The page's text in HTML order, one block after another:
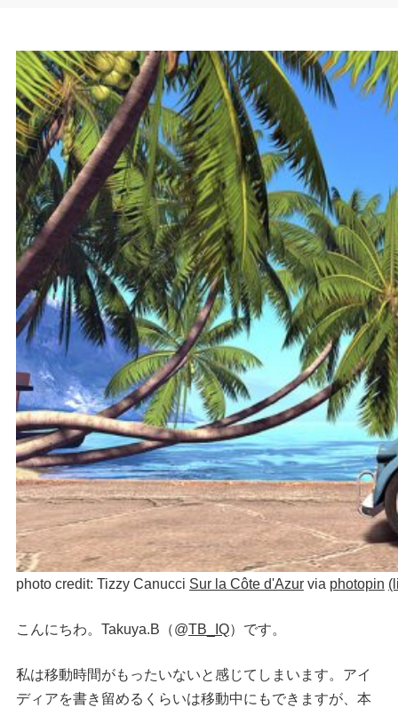
photo credit: Tizzy Canucci Sur la Côte d'Azurvia photopin
こんにちわ。Takuya.B（@TB_IQ）です。
私は移動時間がもったいないと感じてしまいます。アイ
ディアを書き留めるくらいは移動中にもできますが、本